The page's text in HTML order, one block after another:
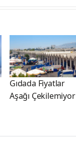
Gıdada Fiyatlar
Aşağı Çekilemiyor